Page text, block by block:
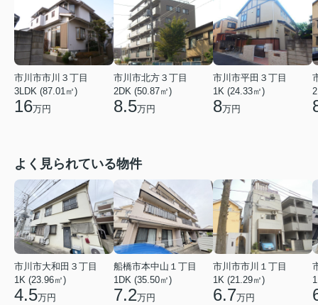
市川市市川３丁目
3LDK (87.01㎡)
16万円
市川市北方３丁目
2DK (50.87㎡)
8.5万円
市川市平田３丁目
1K (24.33㎡)
8万円
よく見られている物件
市川市大和田３丁目
1K (23.96㎡)
4.5万円
船橋市本中山１丁目
1DK (35.50㎡)
7.2万円
市川市市川１丁目
1K (21.29㎡)
6.7万円